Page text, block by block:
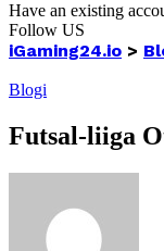
Have an existing
Follow US
iGaming24.io >
Blogi
Futsal-liiga